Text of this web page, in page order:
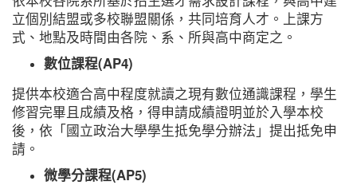
立個別結盟或多校聯盟關係，共同培育人才。上課方
式、地點及時間由各院、系、所與高中商定之。
數位課程(AP4)
提供本校適合高中程度就讀之現有數位通識課程，學生
修習完畢且成績及格，得申請成績證明並於入學本校
後，依「國立政治大學學生抵免學分辦法」提出抵免申
請。
微學分課程(AP5)